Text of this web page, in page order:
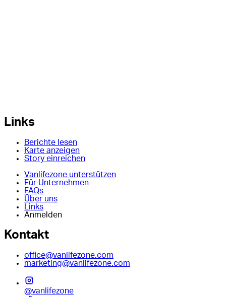
Links
Berichte lesen
Karte anzeigen
Story einreichen
Vanlifezone unterstützen
Für Unternehmen
FAQs
Über uns
Links
Anmelden
Kontakt
office@vanlifezone.com
marketing@vanlifezone.com
@vanlifezone